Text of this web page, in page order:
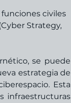
civiles
Strategy,
se puede
estrategia de
Esta
infraestructuras